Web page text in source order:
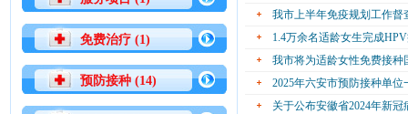
免费治疗 (1)
预防接种 (14)
我市上半年免疫规划工作督
1.4万余名适龄女生完成
我市将为适龄女性免费接种
2025年六安市预防接种单
关于公布安徽省2024年新